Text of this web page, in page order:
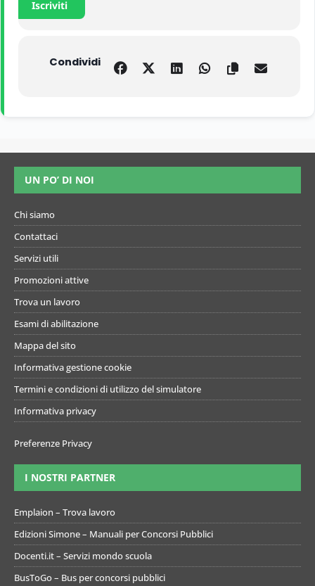
Iscriviti
Condividi
UN PO’ DI NOI
Chi siamo
Contattaci
Servizi utili
Promozioni attive
Trova un lavoro
Esami di abilitazione
Mappa del sito
Informativa gestione cookie
Termini e condizioni di utilizzo del simulatore
Informativa privacy
Preferenze Privacy
I NOSTRI PARTNER
Emplaion – Trova lavoro
Edizioni Simone – Manuali per Concorsi Pubblici
Docenti.it – Servizi mondo scuola
BusToGo – Bus per concorsi pubblici